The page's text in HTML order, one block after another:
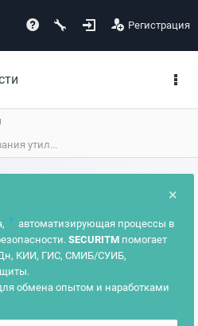
Регистрация
утил...
×
?
автоматизирующая процессы в
SECURITM помогает
КИИ, ГИС, СМИБ/СУИБ,
обмена опытом и наработками